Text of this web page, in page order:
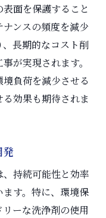
面を保護すること
ンスの頻度を減少
長期的なコスト削
が実現されます。
負荷を減少させる
効果も期待されま
発
持続可能性と効率
す。特に、環境保
ーな洗浄剤の使用